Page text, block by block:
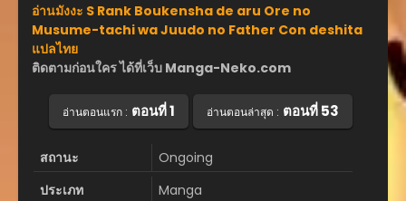
อ่านมังงะ S Rank Boukensha de aru Ore no
Musume-tachi wa Juudo no Father Con deshita
แปลไทย
ติดตามก่อนใคร ได้ที่เว็บ Manga-Neko.com
อ่านตอนแรก : ตอนที่ 1 อ่านตอนล่าสุด : ตอนที่ 53
สถานะ
Ongoing
ประเภท
Manga